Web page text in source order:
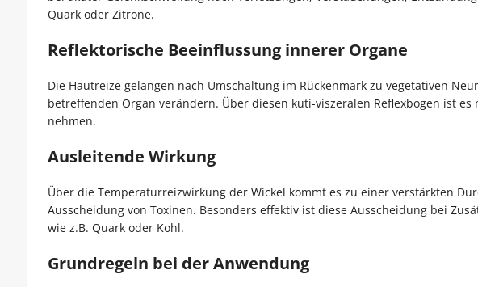
Quark oder Zitrone.
Reflektorische Beeinflussung innerer Organe
Die Hautreize ge­langen nach Umschaltung im Rückenmark zu vegetativen
betreffenden Organ verändern. Über diesen kuti-vis­zeralen Reflexbogen ist
nehmen.
Ausleitende Wirkung
Über die Temperaturreizwirkung der Wickel kommt es zu einer verstärkten
Ausscheidung von Toxinen. Besonders effektiv ist diese Ausscheidung bei
wie z.B. Quark oder Kohl.
Grundregeln bei der Anwendung